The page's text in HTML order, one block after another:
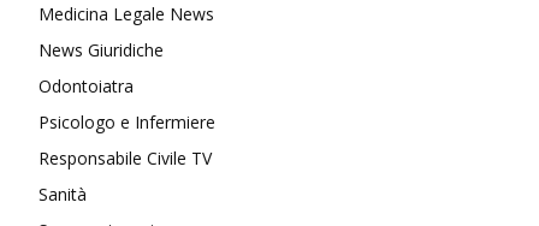
Medicina Legale News
News Giuridiche
Odontoiatra
Psicologo e Infermiere
Responsabile Civile TV
Sanità